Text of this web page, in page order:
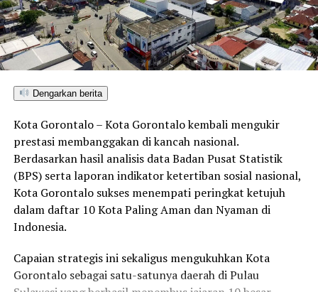
Dengarkan berita
Kota Gorontalo – Kota Gorontalo kembali mengukir
prestasi membanggakan di kancah nasional.
Berdasarkan hasil analisis data Badan Pusat Statistik
(BPS) serta laporan indikator ketertiban sosial nasional,
Kota Gorontalo sukses menempati peringkat ketujuh
dalam daftar 10 Kota Paling Aman dan Nyaman di
Indonesia.
Capaian strategis ini sekaligus mengukuhkan Kota
Gorontalo sebagai satu-satunya daerah di Pulau